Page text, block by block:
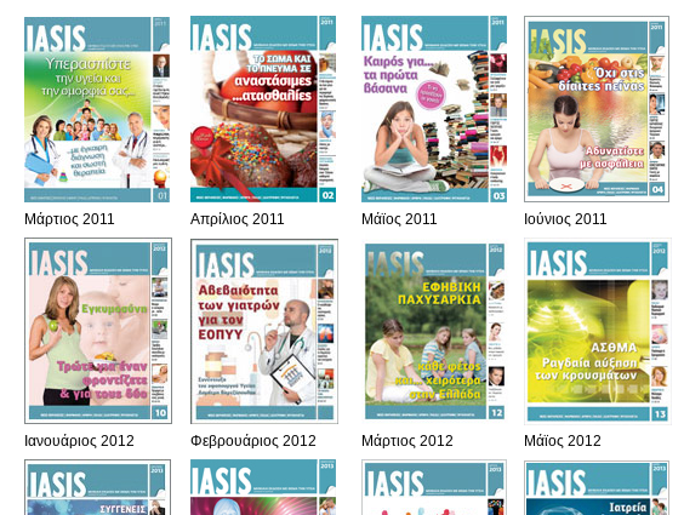
Μάρτιος 2011 Απρίλιος 2011 Μάϊος 2011 Ιούνιος 2011
Ιανουάριος 2012 Φεβρουάριος 2012 Μάρτιος 2012 Μάϊος 2012